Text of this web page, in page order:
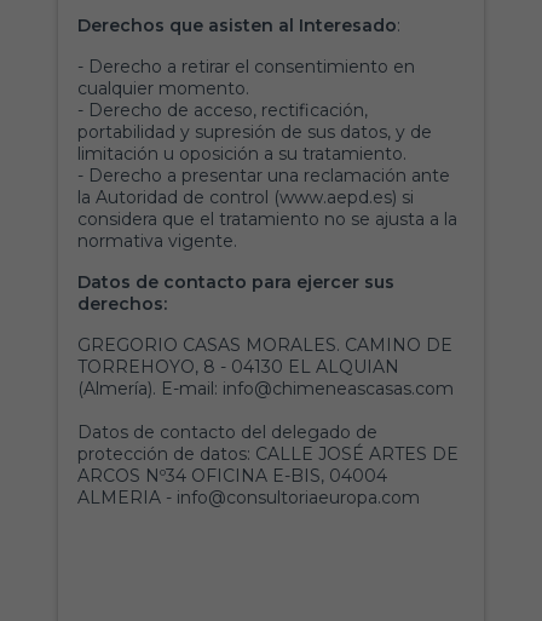
Derechos que asisten al Interesado:
- Derecho a retirar el consentimiento en
cualquier momento.
- Derecho de acceso, rectificación,
portabilidad y supresión de sus datos, y de
limitación u oposición a su tratamiento.
- Derecho a presentar una reclamación ante
la Autoridad de control (www.aepd.es) si
considera que el tratamiento no se ajusta a la
normativa vigente.
Datos de contacto para ejercer sus
derechos:
GREGORIO CASAS MORALES. CAMINO DE
TORREHOYO, 8 - 04130 EL ALQUIAN
(Almería). E-mail: info@chimeneascasas.com
Datos de contacto del delegado de
protección de datos: CALLE JOSÉ ARTES DE
ARCOS Nº34 OFICINA E-BIS, 04004
ALMERIA - info@consultoriaeuropa.com